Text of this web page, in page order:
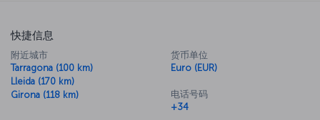
快捷信息
附近城市
Tarragona (100 km)
Lleida (170 km)
Girona (118 km)
货币单位
Euro (EUR)
电话号码
+34